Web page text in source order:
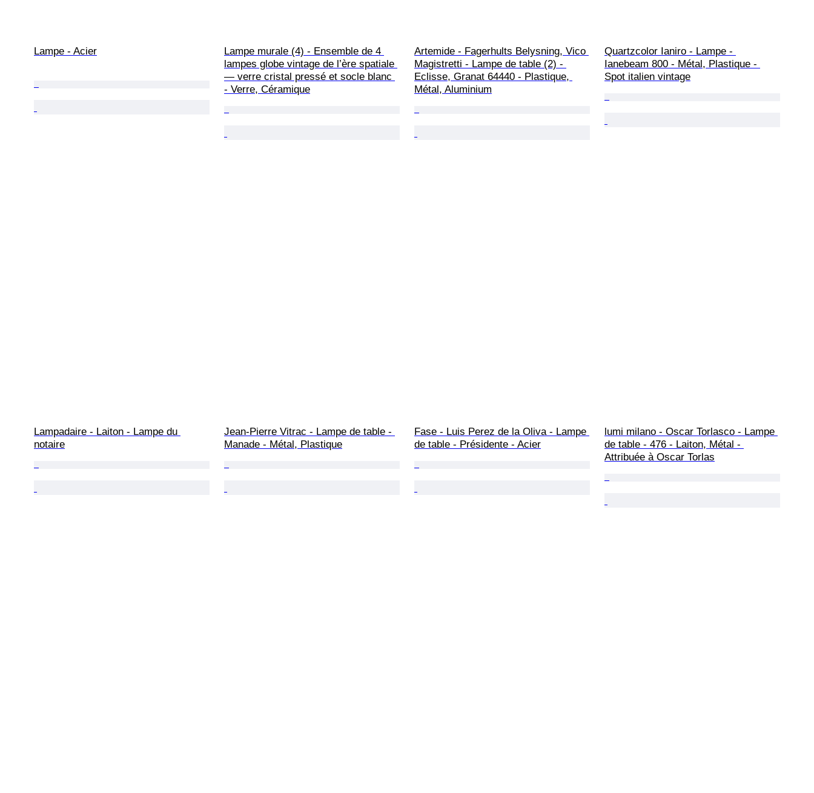
Lampe - Acier
Lampe murale (4) - Ensemble de 4
lampes globe vintage de l’ère spatiale
— verre cristal pressé et socle blanc
- Verre, Céramique
Artemide - Fagerhults Belysning, Vico
Magistretti - Lampe de table (2) -
Eclisse, Granat 64440 - Plastique,
Métal, Aluminium
Quartzcolor Ianiro - Lampe -
Ianebeam 800 - Métal, Plastique -
Spot italien vintage
Lampadaire - Laiton - Lampe du
notaire
Jean-Pierre Vitrac - Lampe de table -
Manade - Métal, Plastique
Fase - Luis Perez de la Oliva - Lampe
de table - Présidente - Acier
lumi milano - Oscar Torlasco - Lampe
de table - 476 - Laiton, Métal -
Attribuée à Oscar Torlas